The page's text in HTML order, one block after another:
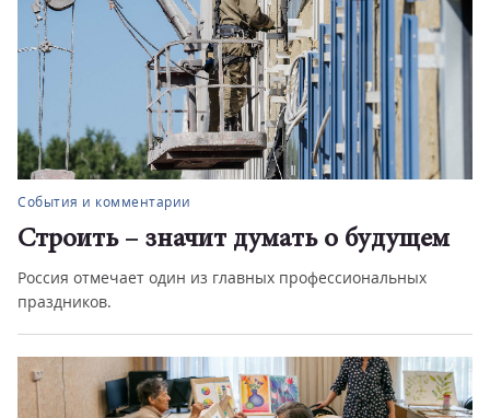
События и комментарии
Строить – значит думать о будущем
Россия отмечает один из главных профессиональных
праздников.